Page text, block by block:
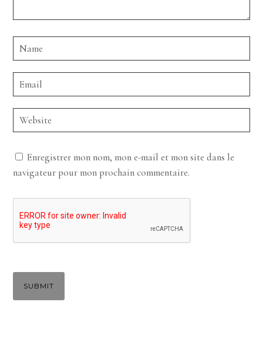
Enregistrer mon nom, mon e-mail et mon site dans le
navigateur pour mon prochain commentaire.